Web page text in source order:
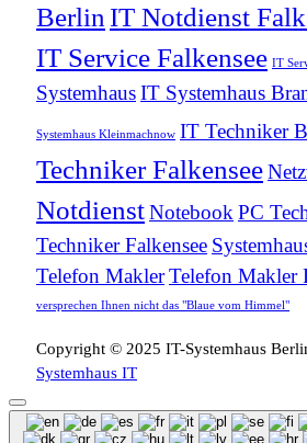
Berlin IT Notdienst
IT Service Falkensee IT
SystemhausIT Systemhaus
Systemhaus Kleinmachnow IT Techniker
Techniker Falkensee
NotdienstNotebook PC
Techniker Falkensee
Telefon MaklerTelefon Makler
versprechen Ihnen nicht das "Blaue vom Himmel"
Copyright © 2025 IT-Systemhaus
Systemhaus IT